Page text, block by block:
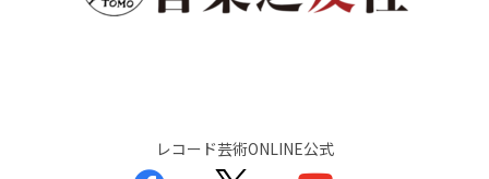
レコード芸術ONLINE公式